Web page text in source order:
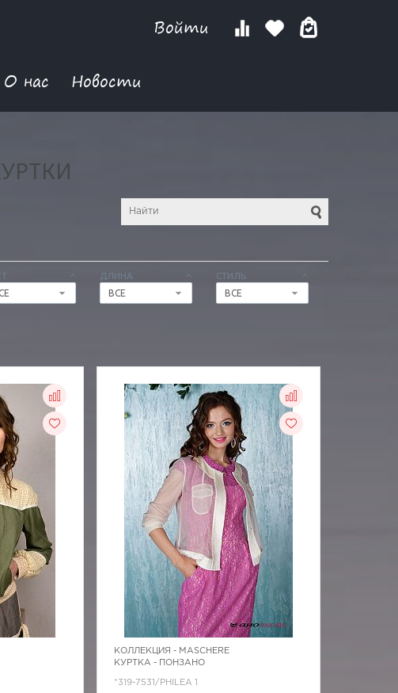
Войти
О нас Новости
ДЛИНА
ВСЕ
СТИЛЬ
ВСЕ
КОЛЛЕКЦИЯ - MASCHERE
КУРТКА - ПОНЗАНО
*319-7531/PHILEA 1